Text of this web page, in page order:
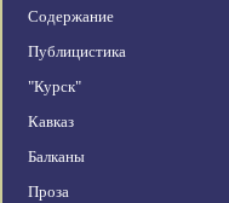
Содержание
Публицистика
"Курск"
Кавказ
Балканы
Проза